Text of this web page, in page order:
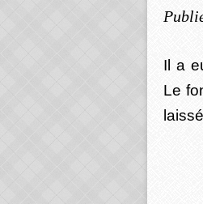
Il a
Le